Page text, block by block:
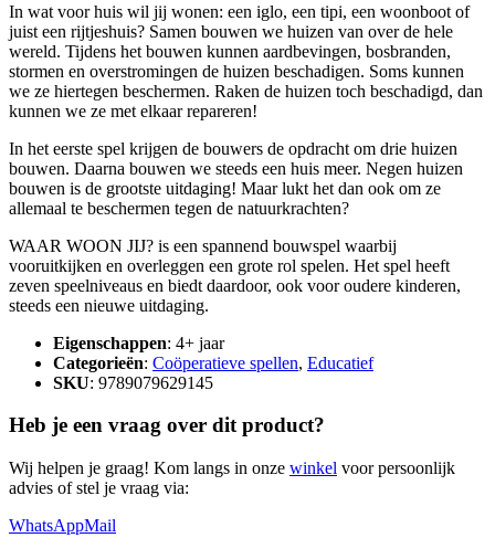
In wat voor huis wil jij wonen: een iglo, een tipi, een woonboot of
juist een rijtjeshuis? Samen bouwen we huizen van over de hele
wereld. Tijdens het bouwen kunnen aardbevingen, bosbranden,
stormen en overstromingen de huizen beschadigen. Soms kunnen
we ze hiertegen beschermen. Raken de huizen toch beschadigd, dan
kunnen we ze met elkaar repareren!
In het eerste spel krijgen de bouwers de opdracht om drie huizen
bouwen. Daarna bouwen we steeds een huis meer. Negen huizen
bouwen is de grootste uitdaging! Maar lukt het dan ook om ze
allemaal te beschermen tegen de natuurkrachten?
WAAR WOON JIJ? is een spannend bouwspel waarbij
vooruitkijken en overleggen een grote rol spelen. Het spel heeft
zeven speelniveaus en biedt daardoor, ook voor oudere kinderen,
steeds een nieuwe uitdaging.
Eigenschappen: 4+ jaar
Categorieën: Coöperatieve spellen, Educatief
SKU: 9789079629145
Heb je een vraag over dit product?
Wij helpen je graag! Kom langs in onze winkel voor persoonlijk
advies of stel je vraag via:
WhatsAppMail